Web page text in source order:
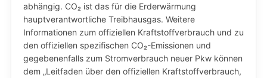
abhängig. CO₂ ist das für die Erderwärmung
hauptverantwortliche Treibhausgas. Weitere
Informationen zum offiziellen Kraftstoffverbrauch und zu
den offiziellen spezifischen CO₂-Emissionen und
gegebenenfalls zum Stromverbrauch neuer Pkw können
dem „Leitfaden über den offiziellen Kraftstoffverbrauch,